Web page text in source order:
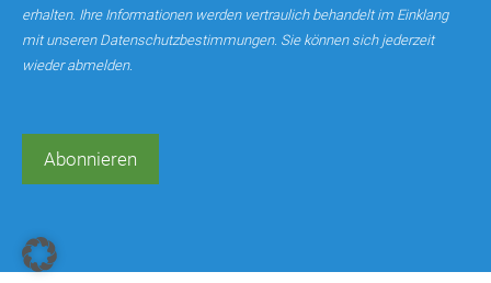
erhalten. Ihre Informationen werden vertraulich behandelt im Einklang
mit unseren Datenschutzbestimmungen. Sie können sich jederzeit
wieder abmelden.
Abonnieren